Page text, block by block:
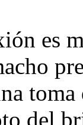
es
del